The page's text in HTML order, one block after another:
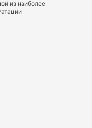
из наиболее